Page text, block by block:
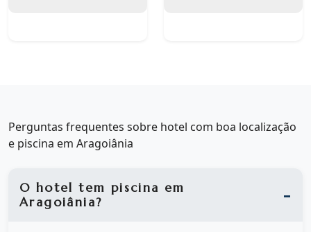
Perguntas frequentes sobre hotel com boa localização
e piscina em Aragoiânia
O hotel tem piscina em
Aragoiânia?